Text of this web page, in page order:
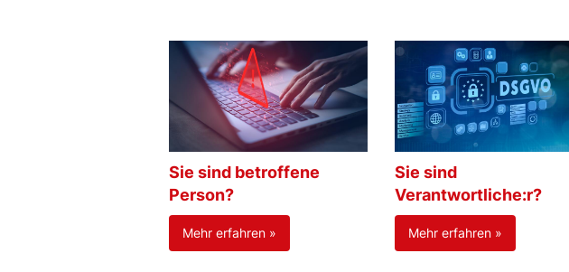
Sie sind betroffene
Person?
Mehr erfahren »
Sie sind
Verantwortliche:r?
Mehr erfahren »